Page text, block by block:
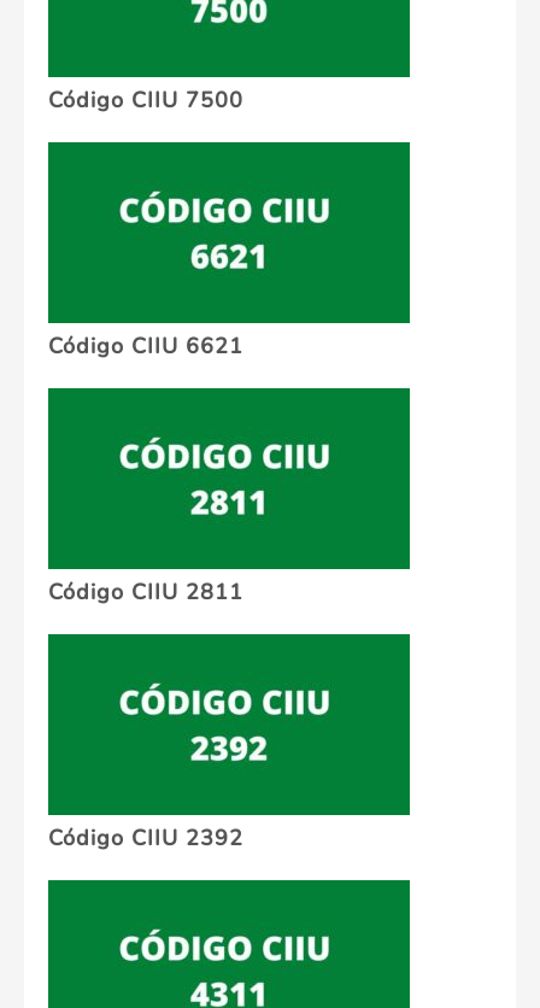
Código CIIU 7500
Código CIIU 6621
Código CIIU 2811
Código CIIU 2392